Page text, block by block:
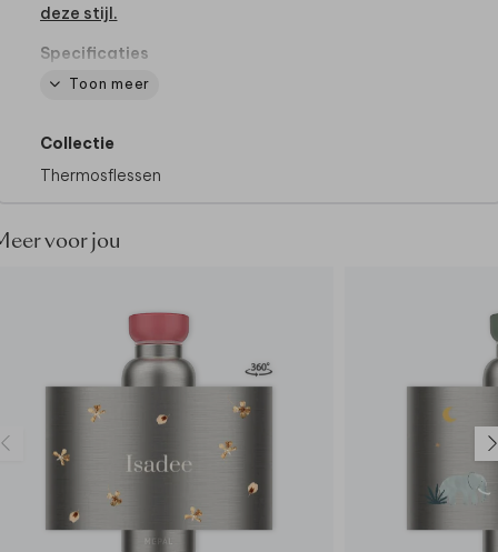
deze stijl.
Specificaties
Merk: Mepal
Ook geschikt voor bruiswater, ruime opening, zodat
je er ook ijsblokjes in kunt doen
Toon meer
Collectie
Thermosflessen
voor jou